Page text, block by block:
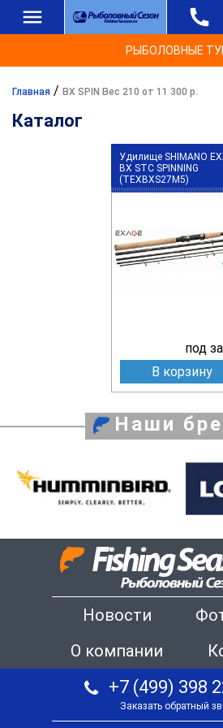
РЫБОЛОВНЫЕ
Главная / BX SPIN Вес 210 от 11 300 р.
Каталог
Удилище SHIMANO
BX STC SPINNING
(TEXBXS27M5)
под
В корзину
Наши
Новости
О компании
+7 (499) 398
Заказать обратный